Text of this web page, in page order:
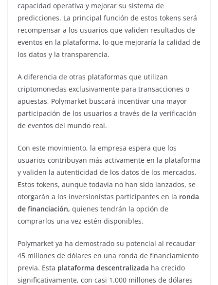
capacidad operativa y mejorar su sistema de
predicciones. La principal función de estos tokens será
recompensar a los usuarios que validen resultados de
eventos en la plataforma, lo que mejoraría la calidad de
los datos y la transparencia.
A diferencia de otras plataformas que utilizan
criptomonedas exclusivamente para transacciones o
apuestas, Polymarket buscará incentivar una mayor
participación de los usuarios a través de la verificación
de eventos del mundo real.
Con este movimiento, la empresa espera que los
usuarios contribuyan más activamente en la plataforma
y validen la autenticidad de los datos de los mercados.
Estos tokens, aunque todavía no han sido lanzados, se
otorgarán a los inversionistas participantes en la ronda
de financiación, quienes tendrán la opción de
comprarlos una vez estén disponibles.
Polymarket ya ha demostrado su potencial al recaudar
45 millones de dólares en una ronda de financiamiento
previa. Esta plataforma descentralizada ha crecido
significativamente, con casi 1.000 millones de dólares